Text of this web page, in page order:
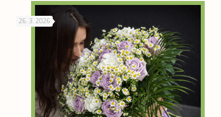
26. 3. 2026